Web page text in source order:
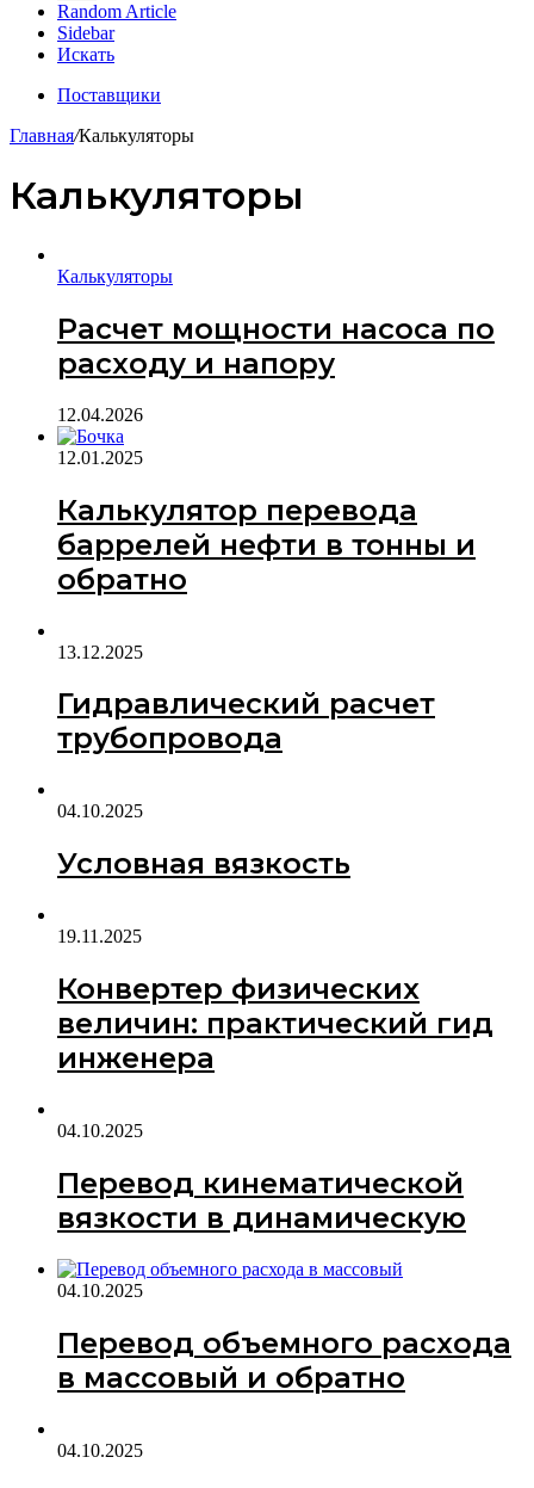
Random Article
Sidebar
Искать
Поставщики
Главная/Калькуляторы
Калькуляторы
Калькуляторы
Расчет мощности насоса по
расходу и напору
12.04.2026
12.01.2025
Калькулятор перевода
баррелей нефти в тонны и
обратно
13.12.2025
Гидравлический расчет
трубопровода
04.10.2025
Условная вязкость
19.11.2025
Конвертер физических
величин: практический гид
инженера
04.10.2025
Перевод кинематической
вязкости в динамическую
04.10.2025
Перевод объемного расхода
в массовый и обратно
04.10.2025